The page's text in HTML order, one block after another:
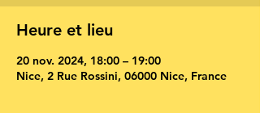
Heure et lieu
20 nov. 2024, 18:00 – 19:00
Nice, 2 Rue Rossini, 06000 Nice, France